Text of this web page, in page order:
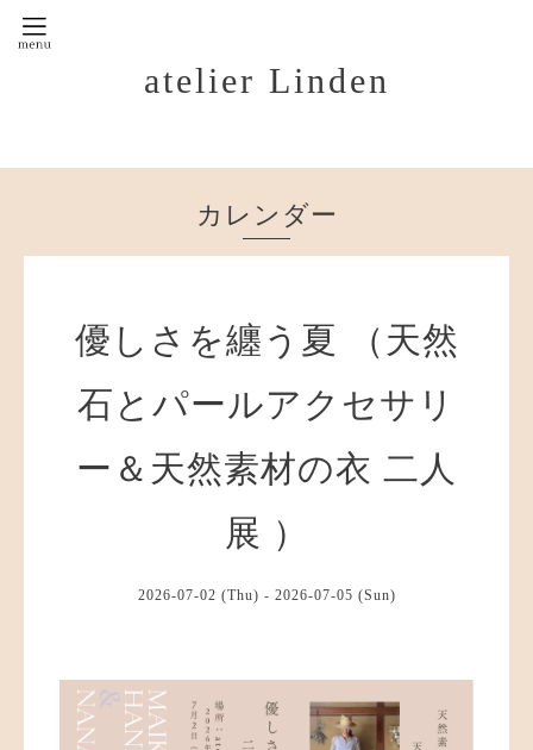
atelier Linden
カレンダー
優しさを纏う夏 （天然
石とパールアクセサリ
ー＆天然素材の衣 二人
展 ）
2026-07-02 (Thu) - 2026-07-05 (Sun)